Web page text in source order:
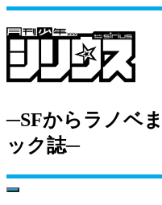
─SFからラノベ
ック誌─
toggle navigation